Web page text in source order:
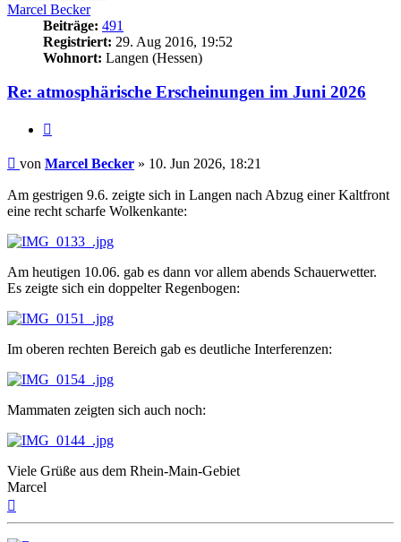
Marcel Becker
Beiträge: 491
Registriert: 29. Aug 2016, 19:52
Wohnort: Langen (Hessen)
Re: atmosphärische Erscheinungen im Juni 2026
Beitrag
von Marcel Becker » 10. Jun 2026, 18:21
Am gestrigen 9.6. zeigte sich in Langen nach Abzug einer Kaltfront
eine recht scharfe Wolkenkante:
Am heutigen 10.06. gab es dann vor allem abends Schauerwetter.
Es zeigte sich ein doppelter Regenbogen:
Im oberen rechten Bereich gab es deutliche Interferenzen:
Mammaten zeigten sich auch noch:
Viele Grüße aus dem Rhein-Main-Gebiet
Marcel